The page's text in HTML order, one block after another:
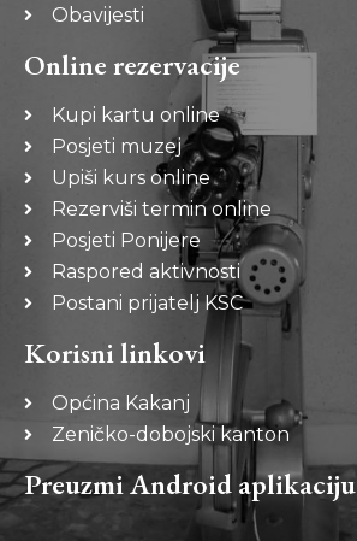
Obavijesti
Online rezervacije
Kupi kartu online
Posjeti muzej
Upiši kurs online
Rezerviši termin online
Posjeti Ponijere
Raspored aktivnosti
Postani prijatelj KSC
Korisni linkovi
Općina Kakanj
Zeničko-dobojski kanton
Preuzmi Android aplikaciju